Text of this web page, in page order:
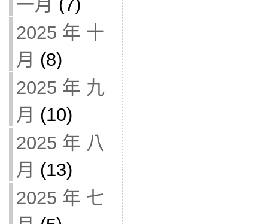
一月 (7)
2025 年 十
月 (8)
2025 年 九
月 (10)
2025 年 八
月 (13)
2025 年 七